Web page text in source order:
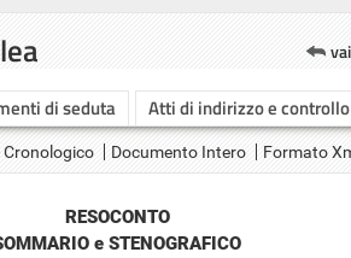
di seduta Atti di indirizzo e controllo
Cronologico Documento Intero Formato
RESOCONTO
e STENOGRAFICO